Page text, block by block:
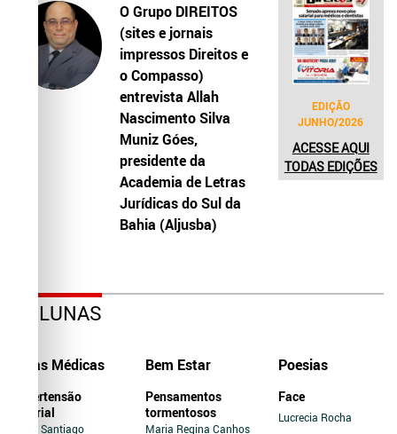
O Grupo DIREITOS
(sites e jornais
impressos Direitos e
o Compasso)
entrevista Allah
Nascimento Silva
Muniz Góes,
presidente da
Academia de Letras
Jurídicas do Sul da
Bahia (Aljusba)
EDIÇÃO
JUNHO/2026
ACESSE AQUI
TODAS EDIÇÕES
COLUNAS
Dicas Médicas
Hipertensão
Arterial
Jairo Santiago
Bem Estar
Pensamentos
tormentosos
Maria Regina Canhos
Poesias
Face
Lucrecia Rocha